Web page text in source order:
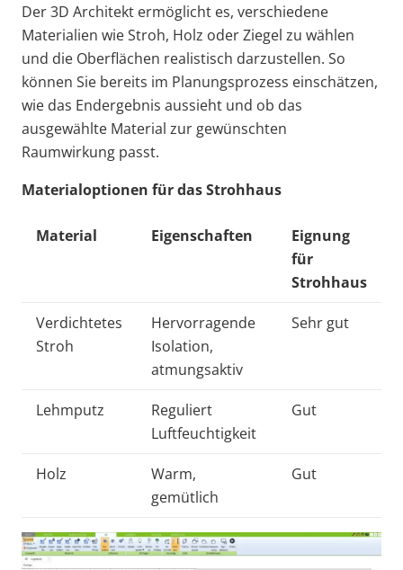
Der 3D Architekt ermöglicht es, verschiedene
Materialien wie Stroh, Holz oder Ziegel zu wählen
und die Oberflächen realistisch darzustellen. So
können Sie bereits im Planungsprozess einschätzen,
wie das Endergebnis aussieht und ob das
ausgewählte Material zur gewünschten
Raumwirkung passt.
Materialoptionen für das Strohhaus
Material Eigenschaften
Eignung
für
Strohhaus
Verdichtetes
Stroh
Hervorragende
Isolation,
atmungsaktiv
Sehr gut
Lehmputz
Reguliert
Luftfeuchtigkeit
Gut
Holz
Warm,
gemütlich
Gut